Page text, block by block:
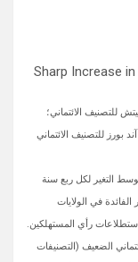
للتصنيف الائتماني؛
بورز للتصنيف الائتماني
التغير لكل ربع سنة
في الولايات
رأي المستهلكين.
الضعيف (التصنيفات